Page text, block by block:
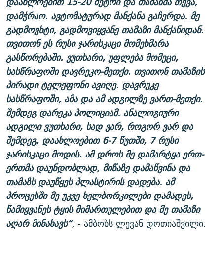
დამჭრაო. ავტომატურად მანქანა გაჩერდა. მე
გადმოვხტი, გადმოვიყვანე თამაზი მანქანიდან.
თვითონ ეს რუსი ჯარისკაცი მომეხმარა
გასწორებაში. ვუთხარი, უფლება მომეცი,
სასწრაფოში დავრეკო-მეთქი. თვითონ თამაზის
პირადი ტელეფონი ავიღე. დავრეკე
სასწრაფოში, ამა და ამ ადგილზე ვართ-მეთქი.
შემდეგ დარეკა პოლიციამ. ანალოგიური
ადგილი ვუთხარი, სად ვარ, როგორ ვარ და
შემდეგ, დაახლოებით 6-7 წუთში, 7 რუსი
ჯარისკაცი მოდის. ამ დროს მე დამარტყა ერთ-
ერთმა დაუნდობლად, მიწაზე დამაწვინა და
თამაზს დაუწყეს პლასტირის დადება. ამ
პროცესში მე უკვე ხელბორკილები დამადეს,
წამიყვანეს ტყის მიმართულებით და მე თამაზი
აღარ მინახავს“, - ამბობს ლევან დოთიაშვილი.